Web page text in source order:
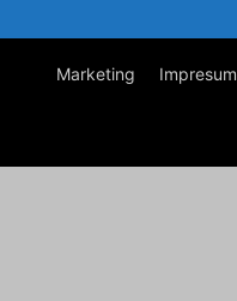
Marketing Impresum